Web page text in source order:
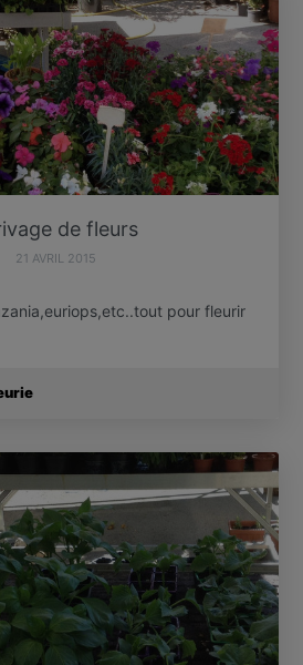
de fleurs
21 AVRIL 2015
pour fleurir